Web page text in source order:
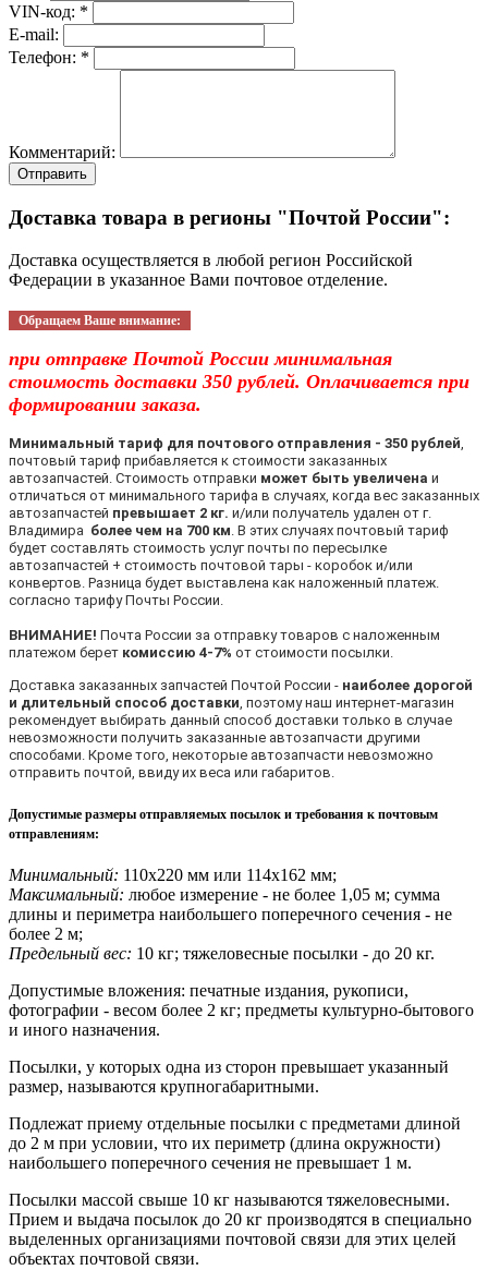
VIN-код: *
E-mail:
Телефон: *
Комментарий:
Отправить
Доставка товара в регионы "Почтой России":
Доставка осуществляется в любой регион Российской
Федерации в указанное Вами почтовое отделение.
Обращаем Ваше внимание:
при отправке Почтой России минимальная
стоимость доставки 350 рублей. Оплачивается при
формировании заказа.
Минимальный тариф для почтового отправления - 350 рублей
почтовый тариф прибавляется к стоимости заказанных
автозапчастей. Стоимость отправки может быть увеличена и
отличаться от минимального тарифа в случаях, когда вес заказанных
автозапчастей превышает 2 кг. и/или получатель удален от г.
Владимира более чем на 700 км . В этих случаях почтовый тариф
будет составлять стоимость услуг почты по пересылке
автозапчастей + стоимость почтовой тары - коробок и/или
конвертов. Разница будет выставлена как наложенный платеж.
согласно тарифу Почты России.
ВНИМАНИЕ! Почта России за отправку товаров с наложенным
платежом берет комиссию 4-7% от стоимости посылки.
Доставка заказанных запчастей Почтой России - наиболее дорогой
и длительный способ доставки , поэтому наш интернет-магазин
рекомендует выбирать данный способ доставки только в случае
невозможности получить заказанные автозапчасти другими
способами. Кроме того, некоторые автозапчасти невозможно
отправить почтой, ввиду их веса или габаритов.
Допустимые размеры отправляемых посылок и требования к почтовым
отправлениям:
Минимальный: 110х220 мм или 114х162 мм;
Максимальный: любое измерение - не более 1,05 м; сумма
длины и периметра наибольшего поперечного сечения - не
более 2 м;
Предельный вес: 10 кг; тяжеловесные посылки - до 20 кг.
Допустимые вложения: печатные издания, рукописи,
фотографии - весом более 2 кг; предметы культурно-бытового
и иного назначения.
Посылки, у которых одна из сторон превышает указанный
размер, называются крупногабаритными.
Подлежат приему отдельные посылки с предметами длиной
до 2 м при условии, что их периметр (длина окружности)
наибольшего поперечного сечения не превышает 1 м.
Посылки массой свыше 10 кг называются тяжеловесными.
Прием и выдача посылок до 20 кг производятся в специально
выделенных организациями почтовой связи для этих целей
объектах почтовой связи.